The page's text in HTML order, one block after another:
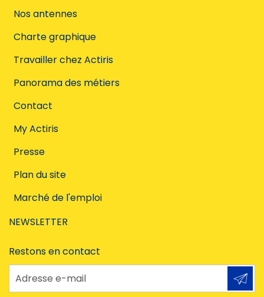
Nos antennes
Charte graphique
Travailler chez Actiris
Panorama des métiers
Contact
My Actiris
Presse
Plan du site
Marché de l'emploi
NEWSLETTER
Restons en contact
Adresse e-mail